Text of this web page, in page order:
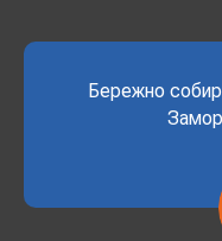
Бережно